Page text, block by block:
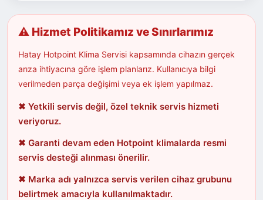
⚠ Hizmet Politikamız ve Sınırlarımız
Hatay Hotpoint Klima Servisi kapsamında cihazın gerçek
arıza ihtiyacına göre işlem planlarız. Kullanıcıya bilgi
verilmeden parça değişimi veya ek işlem yapılmaz.
✖ Yetkili servis değil, özel teknik servis hizmeti
veriyoruz.
✖ Garanti devam eden Hotpoint klimalarda resmi
servis desteği alınması önerilir.
✖ Marka adı yalnızca servis verilen cihaz grubunu
belirtmek amacıyla kullanılmaktadır.